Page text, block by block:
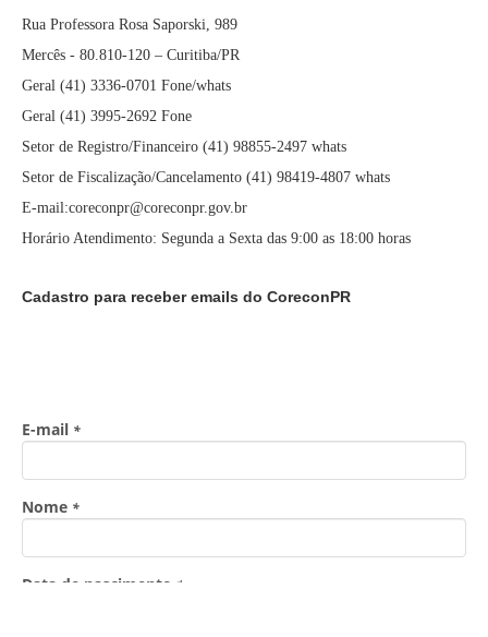
Rua Professora Rosa Saporski, 989
Mercês - 80.810-120 – Curitiba/PR
Geral (41) 3336-0701 Fone/whats
Geral (41) 3995-2692 Fone
Setor de Registro/Financeiro (41) 98855-2497 whats
Setor de Fiscalização/Cancelamento (41) 98419-4807 whats
E-mail:coreconpr@coreconpr.gov.br
Horário Atendimento: Segunda a Sexta das 9:00 as 18:00 horas
Cadastro para receber emails do CoreconPR